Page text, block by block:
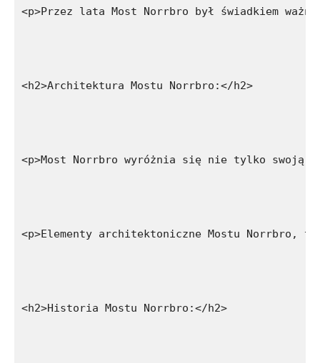
<p>Przez lata Most Norrbro był świadkiem
<h2>Architektura Mostu Norrbro:</h2>
<p>Most Norrbro wyróżnia się nie tylko swoją
<p>Elementy architektoniczne Mostu Norrbro,
<h2>Historia Mostu Norrbro:</h2>